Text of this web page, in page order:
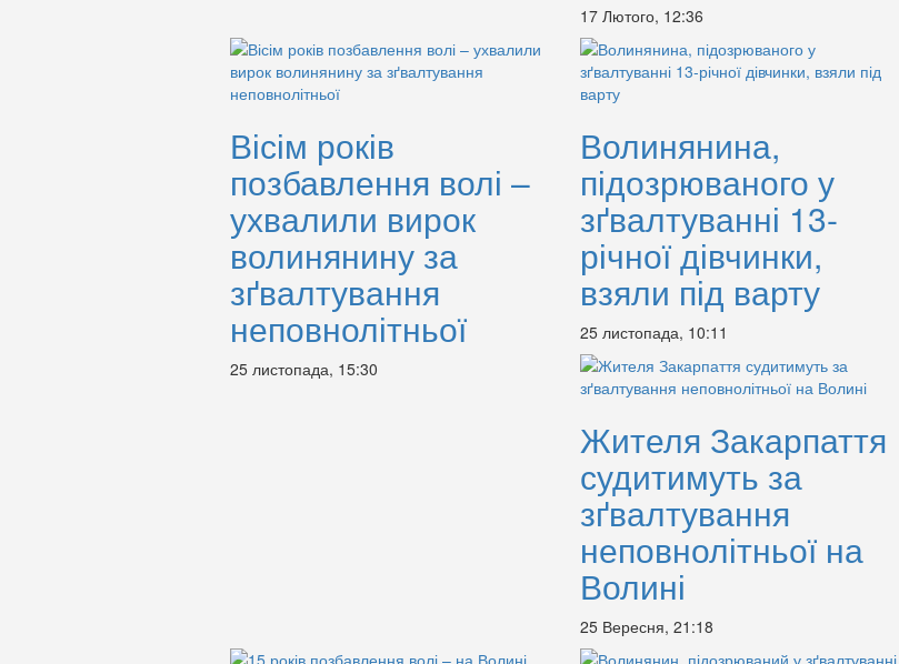
17 Лютого, 12:36
Вісім років
позбавлення волі –
ухвалили вирок
волинянину за
зґвалтування
неповнолітньої
25 листопада, 15:30
Волинянина,
підозрюваного у
зґвалтуванні 13-
річної дівчинки,
взяли під варту
25 листопада, 10:11
Жителя Закарпаття
судитимуть за
зґвалтування
неповнолітньої на
Волині
25 Вересня, 21:18